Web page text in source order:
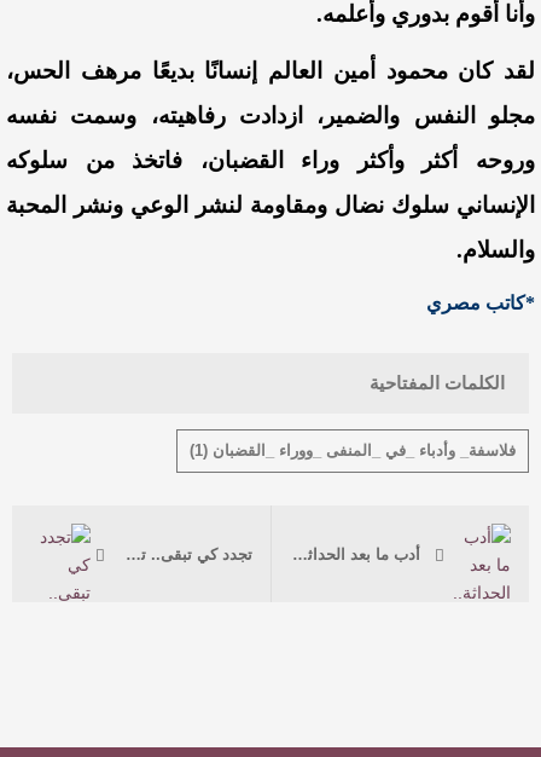
وأنا أقوم بدوري وأعلمه.
لقد كان محمود أمين العالم إنسانًا بديعًا مرهف الحس،
مجلو النفس والضمير، ازدادت رفاهيته، وسمت نفسه
وروحه أكثر وأكثر وراء القضبان، فاتخذ من سلوكه
الإنساني سلوك نضال ومقاومة لنشر الوعي ونشر المحبة
والسلام.
*كاتب مصري
الكلمات المفتاحية
فلاسفة_ وأدباء _في _المنفى _ووراء _القضبان (1)
أدب ما بعد الحداثة.. رؤى القرن الواحد والعشرين تجدد كي تبقى.. تداعيات الذكاء الاصطناعي على فرص العمل